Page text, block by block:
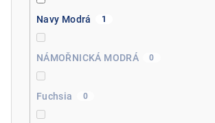
Navy Modrá 1
NÁMOŘNICKÁ MODRÁ 0
Fuchsia 0